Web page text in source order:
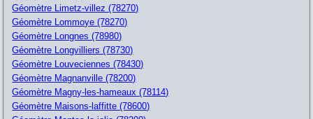
Géomètre Limetz-villez (78270)
Géomètre Lommoye (78270)
Géomètre Longnes (78980)
Géomètre Longvilliers (78730)
Géomètre Louveciennes (78430)
Géomètre Magnanville (78200)
Géomètre Magny-les-hameaux (78114)
Géomètre Maisons-laffitte (78600)